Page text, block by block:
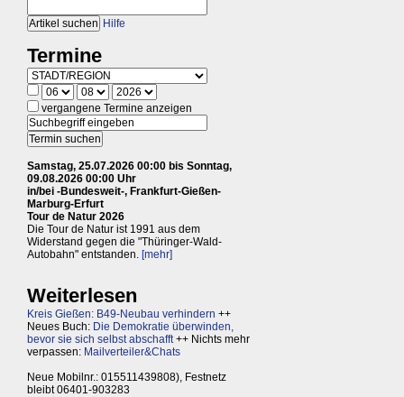
Hilfe
Termine
vergangene Termine anzeigen
Samstag, 25.07.2026 00:00 bis Sonntag,
09.08.2026 00:00 Uhr
in/bei -Bundesweit-, Frankfurt-Gießen-
Marburg-Erfurt
Tour de Natur 2026
Die Tour de Natur ist 1991 aus dem
Widerstand gegen die "Thüringer-Wald-
Autobahn" entstanden. [mehr]
Weiterlesen
Kreis Gießen: B49-Neubau verhindern ++
Neues Buch: Die Demokratie überwinden,
bevor sie sich selbst abschafft++ Nichts mehr
verpassen: Mailverteiler&Chats
Neue Mobilnr.: 015511439808), Festnetz
bleibt 06401-903283